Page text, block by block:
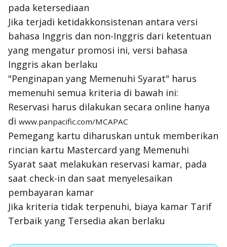
pada ketersediaan
Jika terjadi ketidakkonsistenan antara versi
bahasa Inggris dan non-Inggris dari ketentuan
yang mengatur promosi ini, versi bahasa
Inggris akan berlaku
"Penginapan yang Memenuhi Syarat" harus
memenuhi semua kriteria di bawah ini:
Reservasi harus dilakukan secara online hanya
di www.panpacific.com/MCAPAC
Pemegang kartu diharuskan untuk memberikan
rincian kartu Mastercard yang Memenuhi
Syarat saat melakukan reservasi kamar, pada
saat check-in dan saat menyelesaikan
pembayaran kamar
Jika kriteria tidak terpenuhi, biaya kamar Tarif
Terbaik yang Tersedia akan berlaku